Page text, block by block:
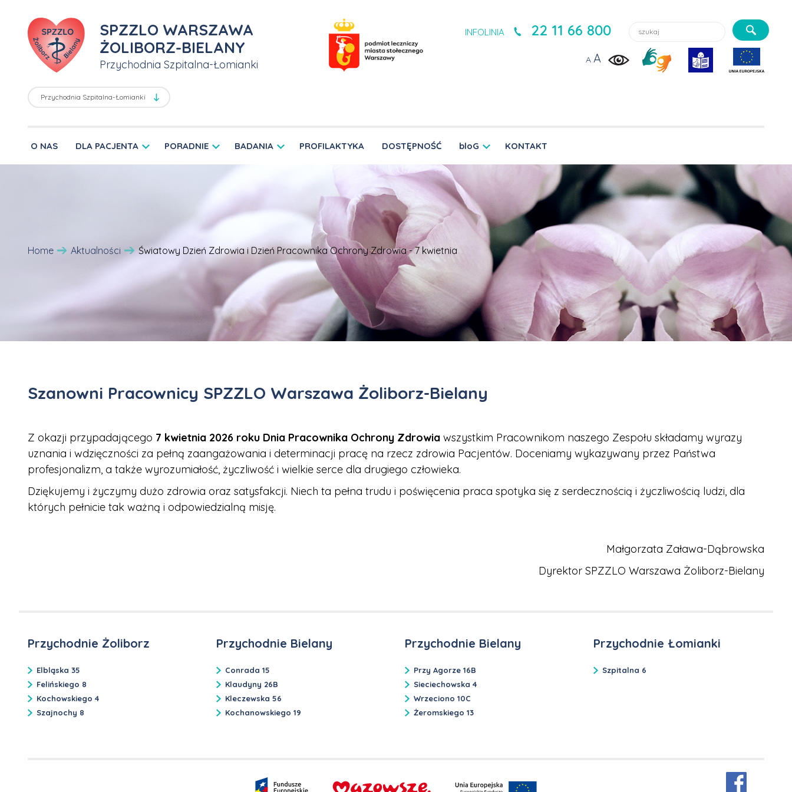
SPZZLO WARSZAWA
ŻOLIBORZ-BIELANY
Przychodnia Szpitalna-Łomianki
INFOLINIA 22 11 66 800 Szukaj lekarzy, usługi, aktualności:
A A
O NAS DLA PACJENTA PORADNIE BADANIA PROFILAKTYKA DOSTĘPNOŚĆ bloG KONTAKT
Home Aktualności Światowy Dzień Zdrowia i Dzień Pracownika Ochrony Zdrowia - 7 kwietnia
Szanowni Pracownicy SPZZLO Warszawa Żoliborz-Bielany
Z okazji przypadającego 7 kwietnia 2026 roku Dnia Pracownika Ochrony Zdrowia wszystkim Pracownikom naszego Zespołu składamy wyrazy
uznania i wdzięczności za pełną zaangażowania i determinacji pracę na rzecz zdrowia Pacjentów. Doceniamy wykazywany przez Państwa
profesjonalizm, a także wyrozumiałość, życzliwość i wielkie serce dla drugiego człowieka.
Dziękujemy i życzymy dużo zdrowia oraz satysfakcji. Niech ta pełna trudu i poświęcenia praca spotyka się z serdecznością i życzliwością ludzi, dla
których pełnicie tak ważną i odpowiedzialną misję.
Małgorzata Zaława-Dąbrowska
Dyrektor SPZZLO Warszawa Żoliborz-Bielany
Przychodnie Żoliborz
Elbląska 35
Felińskiego 8
Kochowskiego 4
Szajnochy 8
Przychodnie Bielany
Conrada 15
Klaudyny 26B
Kleczewska 56
Kochanowskiego 19
Przychodnie Bielany
Przy Agorze 16B
Sieciechowska 4
Wrzeciono 10C
Żeromskiego 13
Przychodnie Łomianki
Szpitalna 6